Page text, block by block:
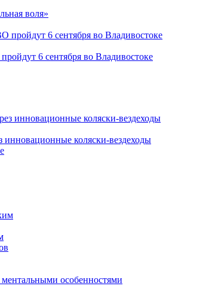
воля»
6 сентября во Владивостоке
инновационные коляски-вездеходы